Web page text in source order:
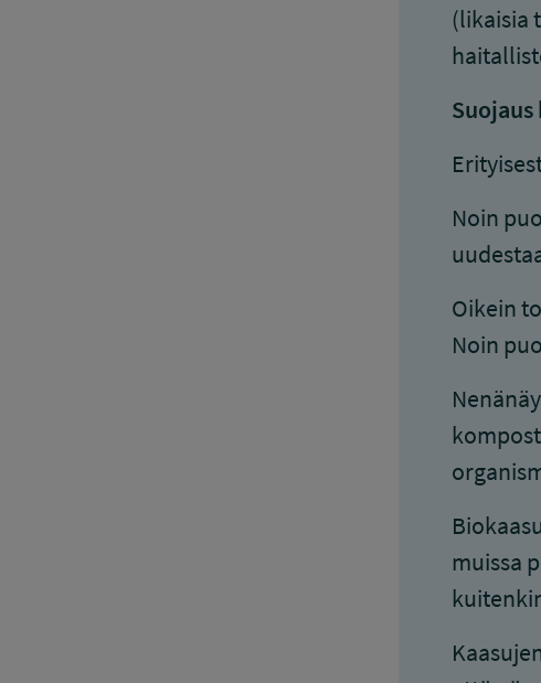
(likaisia
Noin
Oikein
Noin
muissa